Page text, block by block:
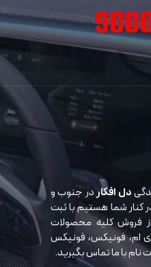
دل افکاردر جنوب و
کنار شما هستیم با ثبت
فروش کلیه محصولات
ام، فونیکس، فونیکس